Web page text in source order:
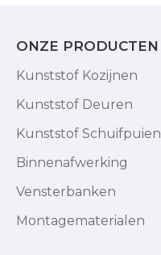
ONZE PRODUCTEN
Kunststof Kozijnen
Kunststof Deuren
Kunststof Schuifpuien
Binnenafwerking
Vensterbanken
Montagematerialen